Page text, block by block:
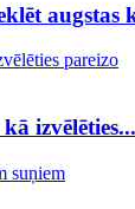
augstas
izvēlēties...